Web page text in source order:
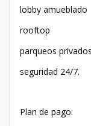
lobby amueblado
rooftop
parqueos privados
seguridad 24/7.
Plan de pago: